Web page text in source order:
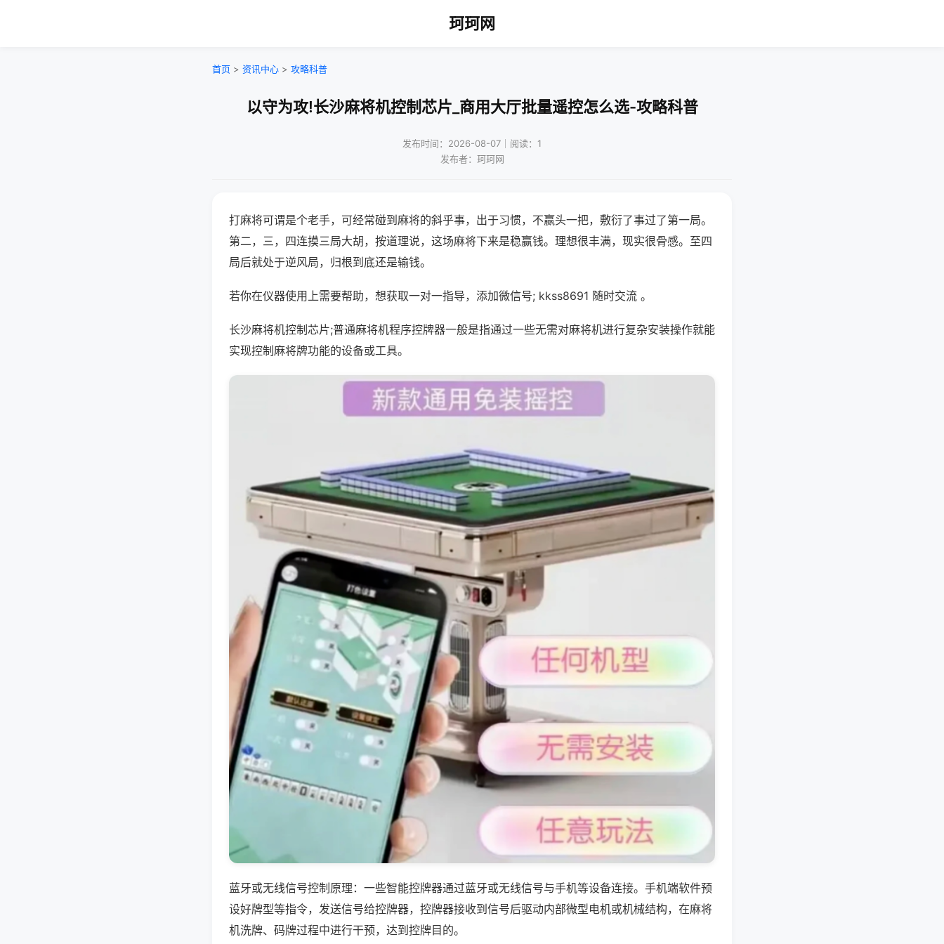
珂珂网
首页 > 资讯中心 > 攻略科普
以守为攻!长沙麻将机控制芯片_商用大厅批量遥控怎么选-攻略科普
发布时间：2026-08-07｜阅读：1
发布者：珂珂网
打麻将可谓是个老手，可经常碰到麻将的斜乎事，出于习惯，不赢头一把，敷衍了事过了第一局。
第二，三，四连摸三局大胡，按道理说，这场麻将下来是稳赢钱。理想很丰满，现实很骨感。至四
局后就处于逆风局，归根到底还是输钱。
若你在仪器使用上需要帮助，想获取一对一指导，添加微信号; kkss8691 随时交流 。
长沙麻将机控制芯片;普通麻将机程序控牌器一般是指通过一些无需对麻将机进行复杂安装操作就能
实现控制麻将牌功能的设备或工具。
蓝牙或无线信号控制原理：一些智能控牌器通过蓝牙或无线信号与手机等设备连接。手机端软件预
设好牌型等指令，发送信号给控牌器，控牌器接收到信号后驱动内部微型电机或机械结构，在麻将
机洗牌、码牌过程中进行干预，达到控牌目的。